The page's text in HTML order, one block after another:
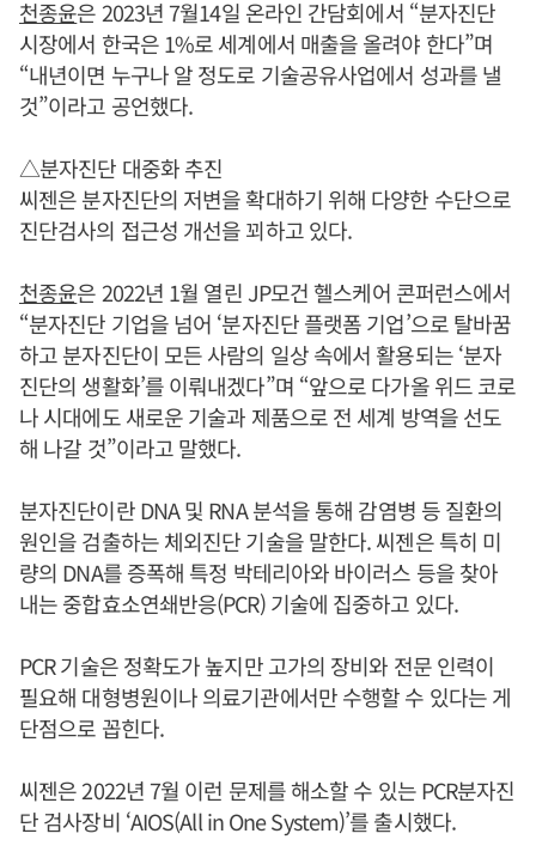
천종윤은 2023년 7월14일 온라인 간담회에서 “분자진단
시장에서 한국은 1%로 세계에서 매출을 올려야 한다”며
“내년이면 누구나 알 정도로 기술공유사업에서 성과를 낼
것”이라고 공언했다.
△분자진단 대중화 추진
씨젠은 분자진단의 저변을 확대하기 위해 다양한 수단으로
진단검사의 접근성 개선을 꾀하고 있다.
천종윤은 2022년 1월 열린 JP모건 헬스케어 콘퍼런스에서
“분자진단 기업을 넘어 ‘분자진단 플랫폼 기업’으로 탈바꿈
하고 분자진단이 모든 사람의 일상 속에서 활용되는 ‘분자
진단의 생활화’를 이뤄내겠다”며 “앞으로 다가올 위드 코로
나 시대에도 새로운 기술과 제품으로 전 세계 방역을 선도
해 나갈 것”이라고 말했다.
분자진단이란 DNA 및 RNA 분석을 통해 감염병 등 질환의
원인을 검출하는 체외진단 기술을 말한다. 씨젠은 특히 미
량의 DNA를 증폭해 특정 박테리아와 바이러스 등을 찾아
내는 중합효소연쇄반응(PCR) 기술에 집중하고 있다.
PCR 기술은 정확도가 높지만 고가의 장비와 전문 인력이
필요해 대형병원이나 의료기관에서만 수행할 수 있다는 게
단점으로 꼽힌다.
씨젠은 2022년 7월 이런 문제를 해소할 수 있는 PCR분자진
단 검사장비 ‘AIOS(All in One System)’를 출시했다.